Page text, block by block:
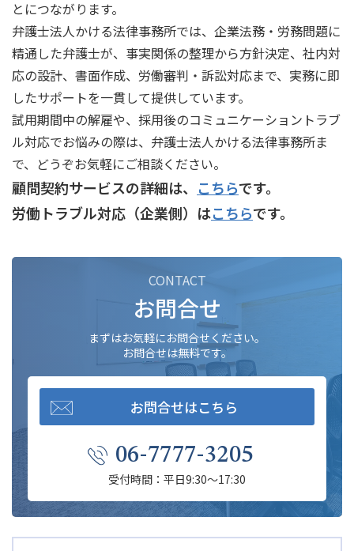
とにつながります。
弁護士法人かける法律事務所では、企業法務・労務問題に
精通した弁護士が、事実関係の整理から方針決定、社内対
応の設計、書面作成、労働審判・訴訟対応まで、実務に即
したサポートを一貫して提供しています。
試用期間中の解雇や、採用後のコミュニケーショントラブ
ル対応でお悩みの際は、弁護士法人かける法律事務所ま
で、どうぞお気軽にご相談ください。
顧問契約サービスの詳細は、 こちらです。
労働トラブル対応（企業側）はこちらです。
CONTACT
お問合せ
まずはお気軽にお問合せください。
お問合せは無料です。
お問合せはこちら
06-7777-3205
受付時間：平日9:30～17:30